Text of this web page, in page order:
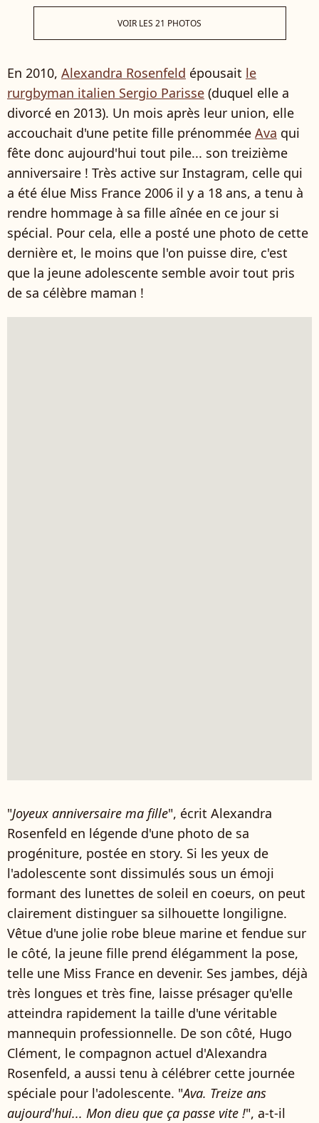
VOIR LES 21 PHOTOS
En 2010, Alexandra Rosenfeld épousait le
rurgbyman italien Sergio Parisse (duquel elle a
divorcé en 2013). Un mois après leur union, elle
accouchait d'une petite fille prénommée Ava qui
fête donc aujourd'hui tout pile... son treizième
anniversaire ! Très active sur Instagram, celle qui
a été élue Miss France 2006 il y a 18 ans, a tenu à
rendre hommage à sa fille aînée en ce jour si
spécial. Pour cela, elle a posté une photo de cette
dernière et, le moins que l'on puisse dire, c'est
que la jeune adolescente semble avoir tout pris
de sa célèbre maman !
"Joyeux anniversaire ma fille", écrit Alexandra
Rosenfeld en légende d'une photo de sa
progéniture, postée en story. Si les yeux de
l'adolescente sont dissimulés sous un émoji
formant des lunettes de soleil en coeurs, on peut
clairement distinguer sa silhouette longiligne.
Vêtue d'une jolie robe bleue marine et fendue sur
le côté, la jeune fille prend élégamment la pose,
telle une Miss France en devenir. Ses jambes, déjà
très longues et très fine, laisse présager qu'elle
atteindra rapidement la taille d'une véritable
mannequin professionnelle. De son côté, Hugo
Clément, le compagnon actuel d'Alexandra
Rosenfeld, a aussi tenu à célébrer cette journée
spéciale pour l'adolescente. "Ava. Treize ans
aujourd'hui... Mon dieu que ça passe vite !", a-t-il